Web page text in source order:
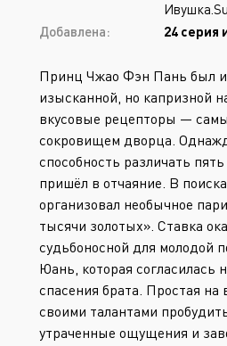
Добавлена:
24 серия
Принц Чжао Фэн Пань был
изысканной, но капризной
вкусовые рецепторы —
сокровищем дворца.
способность различать
пришёл в отчаяние. В
организовал необычное
тысячи золотых». Ставка
судьбоносной для молодой
Юань, которая согласилась
спасения брата. Простая на
своими талантами
утраченные ощущения и